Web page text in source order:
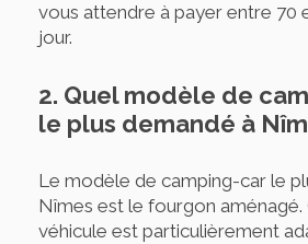
vous attendre à payer entre 70
jour.
2. Quel modèle de
le plus demandé à
Le modèle de camping-car le
Nîmes est le fourgon aménagé.
véhicule est particulièrement